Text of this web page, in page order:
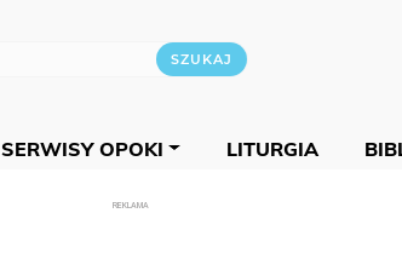
SERWISY OPOKI LITURGIA
REKLAMA